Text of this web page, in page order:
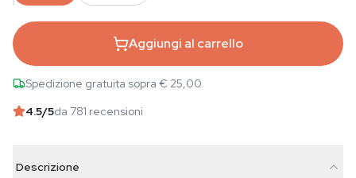
Aggiungi al carrello
Spedizione gratuita sopra € 25,00
4.5/5da 781 recensioni
Descrizione